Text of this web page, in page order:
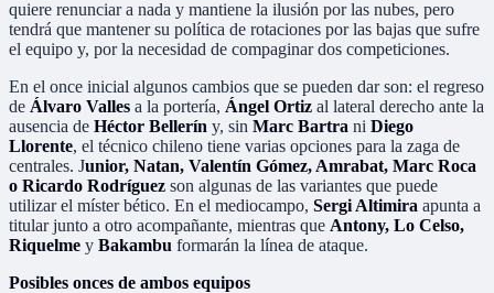
quiere renunciar a nada y mantiene la ilusión por las nubes, pero
tendrá que mantener su política de rotaciones por las bajas que sufre
el equipo y, por la necesidad de compaginar dos competiciones.
En el once inicial algunos cambios que se pueden dar son: el regreso
de Álvaro Valles a la portería, Ángel Ortiz al lateral derecho ante la
ausencia de Héctor Bellerín y, sin Marc Bartra ni Diego
Llorente, el técnico chileno tiene varias opciones para la zaga de
centrales. Junior, Natan, Valentín Gómez, Amrabat, Marc Roca
o Ricardo Rodríguez son algunas de las variantes que puede
utilizar el míster bético. En el mediocampo, Sergi Altimira apunta a
titular junto a otro acompañante, mientras que Antony, Lo Celso,
Riquelme y Bakambu formarán la línea de ataque.
Posibles onces de ambos equipos